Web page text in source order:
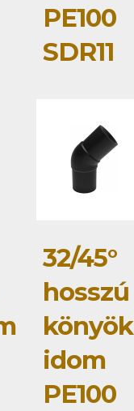
PE100
SDR11
32/45°
hosszú
könyök
idom
PE100